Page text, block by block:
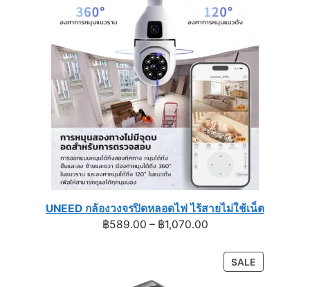
฿900.00.
฿790.00.
UNEED กล้องวงจรปิดหลอดไฟ ไร้สายไม่ใช้เน็ต
฿589.00 – ฿1,070.00Price
฿589.00
through
SALEPRODUCT
ON